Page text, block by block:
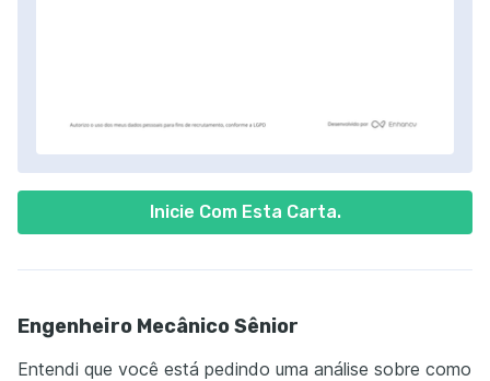
Inicie Com Esta Carta.
Engenheiro Mecânico Sênior
Entendi que você está pedindo uma análise sobre como